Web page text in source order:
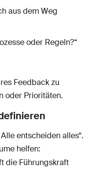
aus dem Weg
oder Regeln?“
Feedback zu
oder Prioritäten.
entscheiden alles“.
helfen:
die Führungskraft